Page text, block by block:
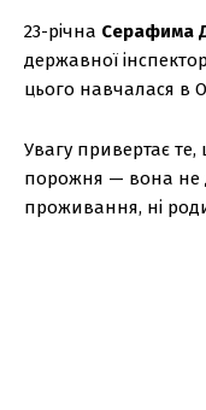
23-річна Серафима
державної
цього навчалася в
Увагу привертає те,
порожня — вона не
проживання, ні